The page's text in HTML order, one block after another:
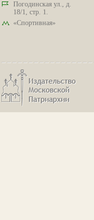
Погодинская ул., д.
18/1, стр. 1.
«Спортивная»